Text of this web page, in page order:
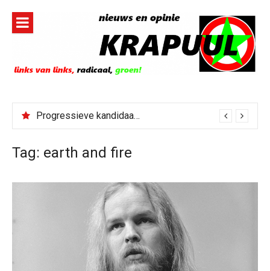
inhoud
Progressieve kandidaat El-Sayed senaatskandidaat Michigan
Tag: earth and fire